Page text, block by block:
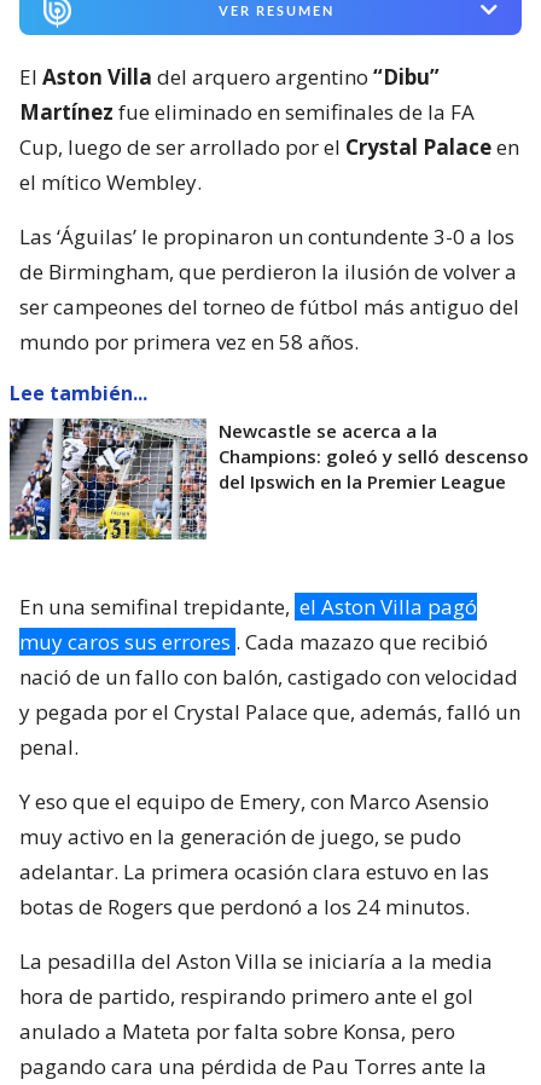
VER RESUMEN
El Aston Villa del arquero argentino “Dibu”
Martínez fue eliminado en semifinales de la FA
Cup, luego de ser arrollado por el Crystal Palaceen
el mítico Wembley.
Las ‘Águilas’ le propinaron un contundente 3-0 a los
de Birmingham, que perdieron la ilusión de volver a
ser campeones del torneo de fútbol más antiguo del
mundo por primera vez en 58 años.
Lee también...
Newcastle se acerca a la
Champions: goleó y selló descenso
del Ipswich en la Premier League
En una semifinal trepidante, el Aston Villa pagó
muy caros sus errores . Cada mazazo que recibió
nació de un fallo con balón, castigado con velocidad
y pegada por el Crystal Palace que, además, falló un
penal.
Y eso que el equipo de Emery, con Marco Asensio
muy activo en la generación de juego, se pudo
adelantar. La primera ocasión clara estuvo en las
botas de Rogers que perdonó a los 24 minutos.
La pesadilla del Aston Villa se iniciaría a la media
hora de partido, respirando primero ante el gol
anulado a Mateta por falta sobre Konsa, pero
pagando cara una pérdida de Pau Torres ante la